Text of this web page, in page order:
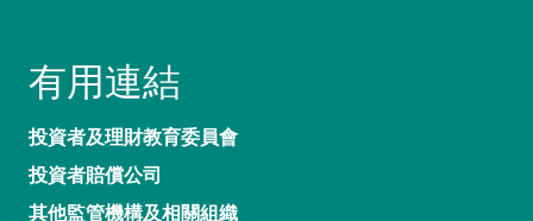
有用連結
投資者及理財教育委員會
投資者賠償公司
其他監管機構及相關組織